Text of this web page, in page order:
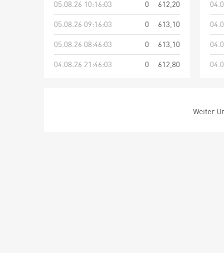
05.08.26 10:16:03
0
612,20
05.08.26 09:16:03
0
613,10
05.08.26 08:46:03
0
613,10
04.08.26 21:46:03
0 612,80
Weiter